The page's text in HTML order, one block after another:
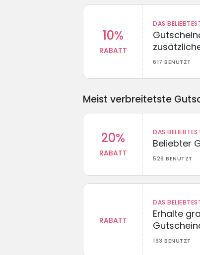
10%
RABATT
DAS
617 BENUTZT
Meist verbreitetste
20%
RABATT
DAS
Beliebter
526 BENUTZT
RABATT
DAS
Erhalte
193 BENUTZT